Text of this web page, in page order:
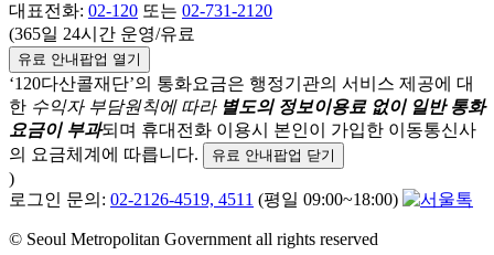
대표전화: 02-120 또는 02-731-2120
(365일 24시간 운영/유료
유료 안내팝업 열기
‘120다산콜재단’의 통화요금은 행정기관의 서비스 제공에 대
한 수익자 부담원칙에 따라 별도의 정보이용료 없이 일반 통화
요금이 부과되며 휴대전화 이용시 본인이 가입한 이동통신사
의 요금체계에 따릅니다.
유료 안내팝업 닫기
)
로그인 문의: 02-2126-4519, 4511 (평일 09:00~18:00)
© Seoul Metropolitan Government all rights reserved